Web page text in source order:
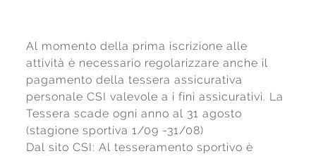
Al momento della prima iscrizione alle
attività è necessario regolarizzare anche il
pagamento della tessera assicurativa
personale CSI valevole a i fini assicurativi. La
Tessera scade ogni anno al 31 agosto
(stagione sportiva 1/09 -31/08)
Dal sito CSI: Al tesseramento sportivo è